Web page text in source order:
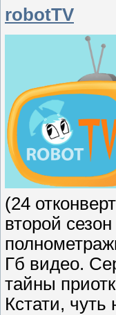
robotTV
(24
второй
Гб видео.
тайны
Кстати,